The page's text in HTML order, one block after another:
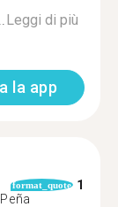
Leggi di più
la app
format_quote 1